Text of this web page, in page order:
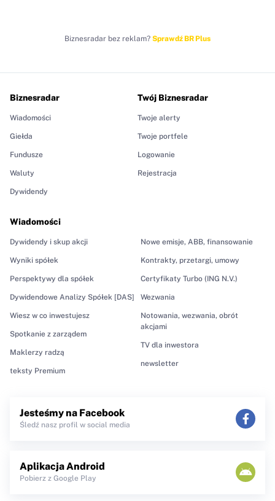
Biznesradar bez reklam? Sprawdź BR Plus
Biznesradar
Wiadomości
Giełda
Fundusze
Waluty
Dywidendy
Wiadomości
Dywidendy i skup akcji
Wyniki spółek
Perspektywy dla spółek
Dywidendowe Analizy Spółek [DAS]
Wiesz w co inwestujesz
Spotkanie z zarządem
Maklerzy radzą
teksty Premium
Nowe emisje, ABB, finansowanie
Kontrakty, przetargi, umowy
Certyfikaty Turbo (ING N.V.)
Wezwania
Notowania, wezwania, obrót
akcjami
TV dla inwestora
newsletter
Twój Biznesradar
Twoje alerty
Twoje portfele
Logowanie
Rejestracja
Jesteśmy na Facebook
Śledź nasz profil w social media
Aplikacja Android
Pobierz z Google Play